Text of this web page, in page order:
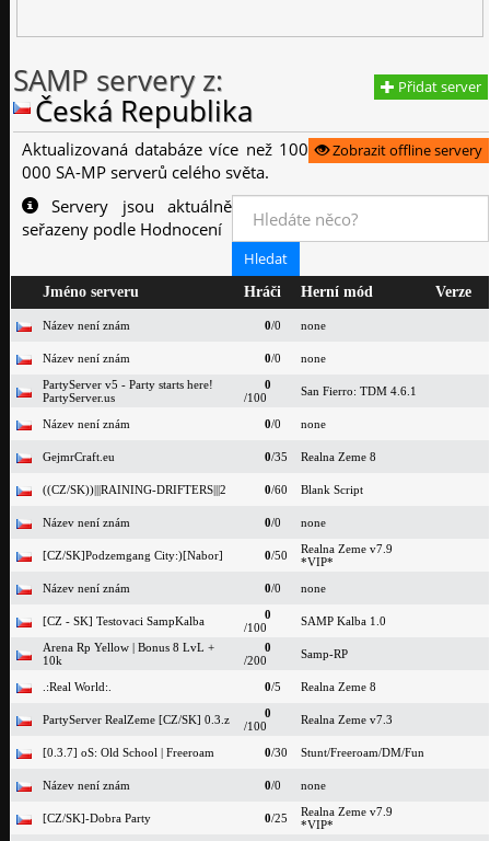
Přidat server
SAMP servery z:
Česká Republika
Zobrazit offline servery
Aktualizovaná databáze více než 100
000 SA-MP serverů celého světa.
Servery jsou aktuálně
seřazeny podle Hodnocení
Jméno serveru Hráči Herní mód Verze
Název není znám 0/0 none
Název není znám 0/0
none
PartyServer v5 - Party starts here!
PartyServer.us
0
/100
San Fierro: TDM 4.6.1
Název není znám 0/0 none
GejmrCraft.eu 0/35 Realna Zeme 8
((CZ/SK))|||RAINING-DRIFTERS|||2 0/60 Blank Script
Název není znám 0/0 none
[CZ/SK]Podzemgang City:)[Nabor] 0/50
Realna Zeme v7.9
*VIP*
Název není znám
0/0 none
[CZ - SK] Testovaci SampKalba
0
/100
SAMP Kalba 1.0
Arena Rp Yellow | Bonus 8 LvL +
10k
0
/200
Samp-RP
.:Real World:. 0/5 Realna Zeme 8
PartyServer RealZeme [CZ/SK] 0.3.z
0
/100
Realna Zeme v7.3
[0.3.7] oS: Old School | Freeroam 0/30 Stunt/Freeroam/DM/Fun
Název není znám 0/0 none
[CZ/SK]-Dobra Party 0/25
Realna Zeme v7.9
*VIP*